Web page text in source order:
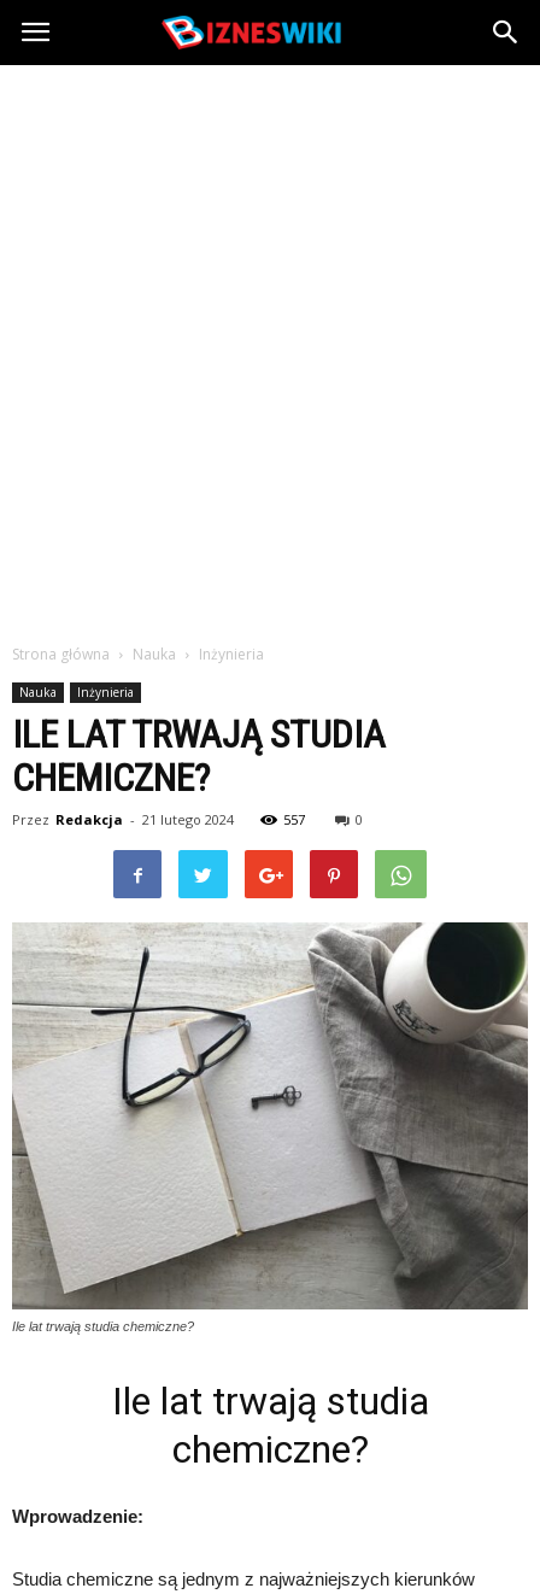
Bizneswiki.pl
Strona główna Nauka Inżynieria
Nauka Inżynieria
ILE LAT TRWAJĄ STUDIA
CHEMICZNE?
Przez Redakcja - 21 lutego 2024 557 0
Ile lat trwają studia chemiczne?
Ile lat trwają studia
chemiczne?
Wprowadzenie:
Studia chemiczne są jednym z najważniejszych kierunków